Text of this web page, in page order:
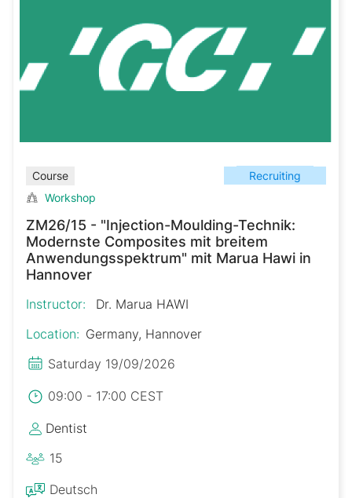
Course
Recruiting
Workshop
ZM26/15 - "Injection-Moulding-Technik:
Modernste Composites mit breitem
Anwendungsspektrum" mit Marua Hawi in
Hannover
Instructor:
Dr. Marua HAWI
Location: Germany, Hannover
Saturday 19/09/2026
09:00 - 17:00 CEST
Dentist
15
Deutsch